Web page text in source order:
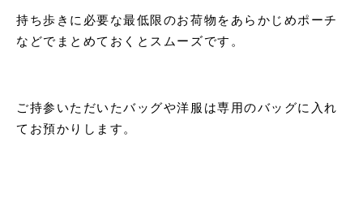
持ち歩きに必要な最低限のお荷物をあらかじめポーチ
などでまとめておくとスムーズです。
ご持参いただいたバッグや洋服は専用のバッグに入れ
てお預かりします。